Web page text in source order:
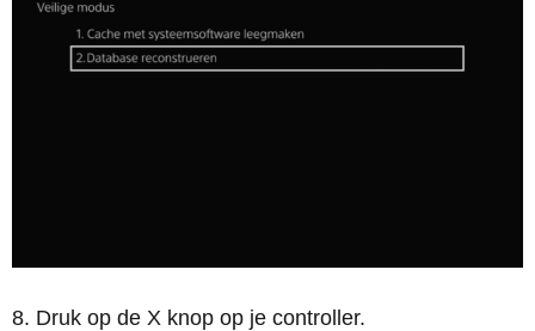
Druk op de X knop op je controller.